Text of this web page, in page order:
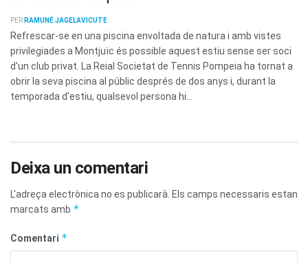
PER RAMUNÉ JAGELAVICUTE
Refrescar-se en una piscina envoltada de natura i amb vistes
privilegiades a Montjuïc és possible aquest estiu sense ser soci
d'un club privat. La Reial Societat de Tennis Pompeia ha tornat a
obrir la seva piscina al públic després de dos anys i, durant la
temporada d'estiu, qualsevol persona hi...
Deixa un comentari
L'adreça electrònica no es publicarà. Els camps necessaris estan
marcats amb *
Comentari *